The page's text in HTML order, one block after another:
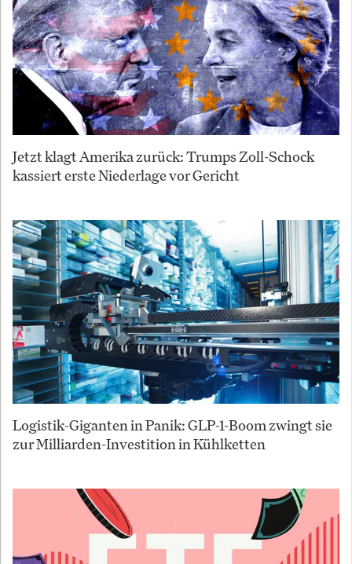
Jetzt klagt Amerika zurück: Trumps Zoll-Schock
kassiert erste Niederlage vor Gericht
Logistik-Giganten in Panik: GLP-1-Boom zwingt sie
zur Milliarden-Investition in Kühlketten